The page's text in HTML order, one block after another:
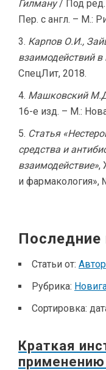
Гилману/ Под ред.
Пер. с англ. – М.:
Карпов О.И.,
взаимодействий в
СпецЛит, 2018.
Машковский
16-е изд. – М.:
Статья
средства и
взаимодействие»,
и фармакология»,
Последние
Статьи от: Автор
Рубрика:
Сортировка:
Краткая
применению